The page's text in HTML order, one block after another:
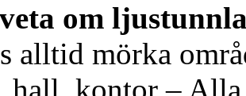
om
alltid mörka